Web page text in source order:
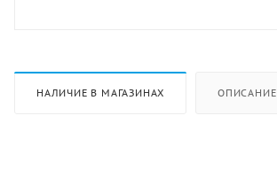
НАЛИЧИЕ В МАГАЗИНАХ ОПИСАНИЕ